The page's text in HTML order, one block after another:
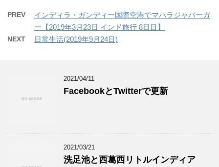
PREV
インディラ・ガンディー国際空港でマハラジャバーガ
ー【2019年3月23日 インド旅行 8日目】
NEXT 日常生活(2019年9月24日)
2021/04/11
FacebookとTwitterで更新
2021/03/21
洗足池と西葛西リトルインディア